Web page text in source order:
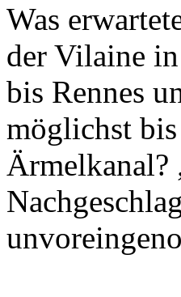
Was
der Vilaine
bis Rennes
möglichst
Ärmelkanal?